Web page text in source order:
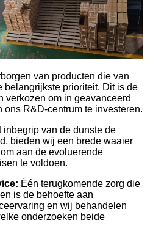
van producten die van
belangrijkste prioriteit. Dit is de
verkozen om in geavanceerd
R&D-centrum te investeren.
inbegrip van de dunste de
bieden wij een brede waaier
aan de evoluerende
te voldoen.
Één terugkomende zorg die
is de behoefte aan
en wij behandelen
onderzoeken beide